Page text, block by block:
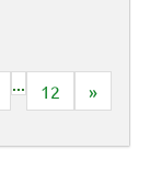
12 »